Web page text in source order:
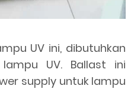
UV ini, dibutuhkan
UV. Ballast ini
supply untuk lampu